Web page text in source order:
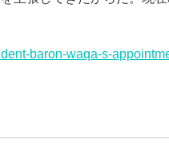
baron-waqa-s-